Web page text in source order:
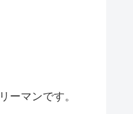
ーマンです。